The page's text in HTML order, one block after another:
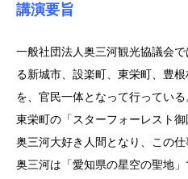
講演要旨
一般社団法人奥三河観光協議会
る新城市、設楽町、東栄町、豊
を、官民一体となって行っている
東栄町の「スターフォーレスト御
奥三河大好き人間となり、この仕
奥三河は「愛知県の星空の聖地